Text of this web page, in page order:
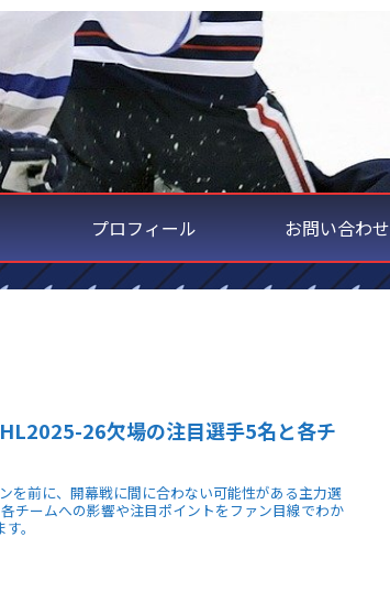
プロフィール お問い合わせ
26欠場の注目選手5名と各チ
を前に、開幕戦に間に合わない可能性がある主力選
チームへの影響や注目ポイントをファン目線でわか
。